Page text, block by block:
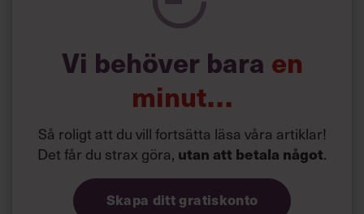
Vi behöver bara en
minut…
Så roligt att du vill fortsätta läsa våra artiklar!
Det får du strax göra, utan att betala något.
Skapa ditt gratiskonto